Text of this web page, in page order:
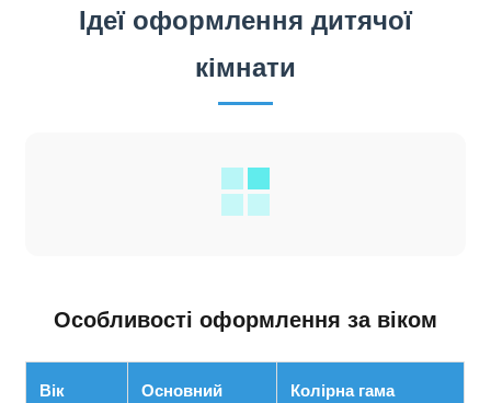
Ідеї оформлення дитячої
кімнати
Особливості оформлення за віком
Вік
Основний
Колірна гама